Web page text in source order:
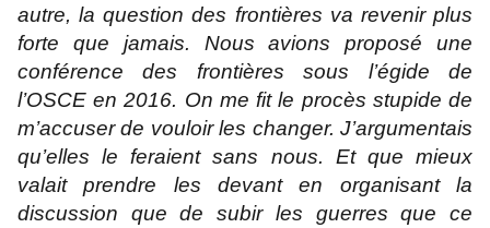
autre, la question des frontières va revenir plus
forte que jamais. Nous avions proposé une
conférence des frontières sous l’égide de
l’OSCE en 2016. On me fit le procès stupide de
m’accuser de vouloir les changer. J’argumentais
qu’elles le feraient sans nous. Et que mieux
valait prendre les devant en organisant la
discussion que de subir les guerres que ce